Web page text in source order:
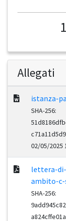
Allegati
istanza-
SHA-256:
02/05/2025
lettera-
ambito-c-
SHA-256: